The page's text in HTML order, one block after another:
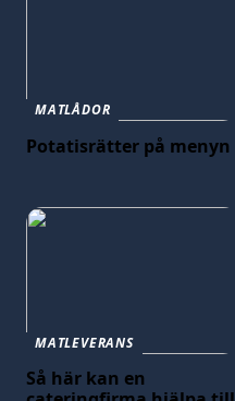
MATLÅDOR
Potatisrätter på menyn
MATLEVERANS
Så här kan en